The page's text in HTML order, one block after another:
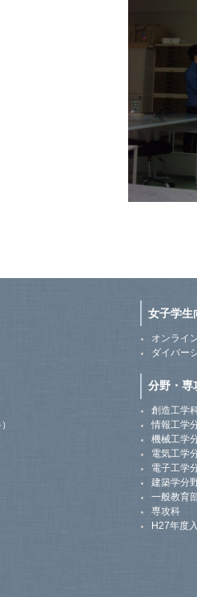
女子学生
オンライ
ダイバー
分野・専
創造工学
情報工学
機械工学
電気工学
電子工学
建築学分
一般教育
専攻科
H27年度